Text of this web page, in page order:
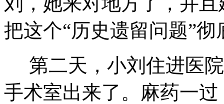
把这个“历史遗留问题”彻
第二天，小刘住进医
手术室出来了。麻药一